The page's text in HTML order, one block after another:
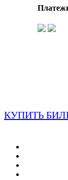
КУПИТЬ